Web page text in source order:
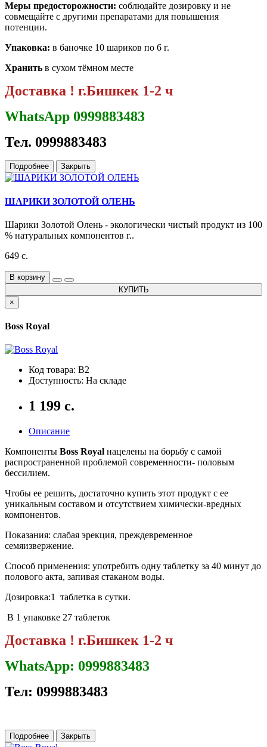
Меры предосторожности: соблюдайте дозировку и не
совмещайте с другими препаратами для повышения
потенции.
Упаковка: в баночке 10 шариков по 6 г.
Хранить в сухом тёмном месте
Доставка ! г.Бишкек 1-2 ч
WhatsApp 0999883483
Тел. 0999883483
Подробнее Закрыть
ШАРИКИ ЗОЛОТОЙ ОЛЕНЬ
Шарики Золотой Олень - экологически чистый продукт из 100
% натуральных компонентов г..
649 с.
В корзину
КУПИТЬ
×
Boss Royal
Код товара: B2
Доступность: На складе
1 199 с.
Описание
Компоненты Boss Royal нацелены на борьбу с самой
распространенной проблемой современности- половым
бессилием.
Чтобы ее решить, достаточно купить этот продукт с ее
уникальным составом и отсутствием химически-вредных
компонентов.
Показания: слабая эрекция, преждевременное
семяизвержение.
Способ применения: употребить одну таблетку за 40 минут до
полового акта, запивая стаканом воды.
Дозировка:1 таблетка в сутки.
В 1 упаковке 27 таблеток
Доставка ! г.Бишкек 1-2 ч
WhatsApp: 0999883483
Тел: 0999883483
Подробнее Закрыть